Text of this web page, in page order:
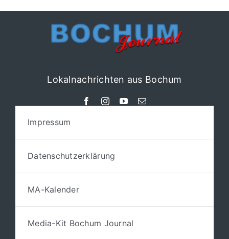
Lokalnachrichten aus Bochum
Impressum
Datenschutzerklärung
MA-Kalender
Media-Kit Bochum Journal